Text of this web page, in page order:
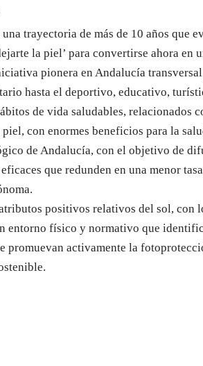
trayectoria de más de 10 años que
la piel’ para convertirse ahora en
pionera en Andalucía
hasta el deportivo, educativo,
de vida saludables, relacionados
piel, con enormes beneficios para la
de Andalucía, con el objetivo de
que redunden en una menor
positivos relativos del sol, con
entorno físico y normativo que
promuevan activamente la